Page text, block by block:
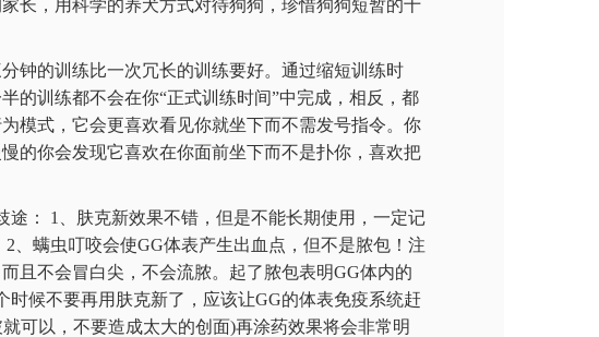
长，用科学的养犬方式对待狗狗，珍惜狗狗短暂的十
钟的训练比一次冗长的训练要好。通过缩短训练时
的训练都不会在你“正式训练时间”中完成，相反，都
模式，它会更喜欢看见你就坐下而不需发号指令。你
的你会发现它喜欢在你面前坐下而不是扑你，喜欢把
途： 1、肤克新效果不错，但是不能长期使用，一定记
、螨虫叮咬会使GG体表产生出血点，但不是脓包！注
且不会冒白尖，不会流脓。起了脓包表明GG体内的
候不要再用肤克新了，应该让GG的体表免疫系统赶
可以，不要造成太大的创面)再涂药效果将会非常明